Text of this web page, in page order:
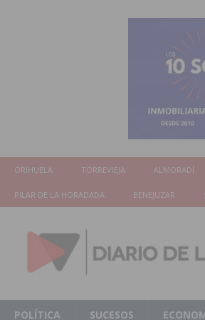
ORIHUELA TORREVIEJA ALMORADÍ
PILAR DE LA HORADADA BENEJUZAR
POLÍTICA SUCESOS